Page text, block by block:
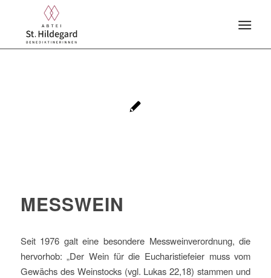
MESSWEIN
Seit 1976 galt eine besondere Messweinverordnung, die
hervorhob: „Der Wein für die Eucharistiefeier muss vom
Gewächs des Weinstocks (vgl. Lukas 22,18) stammen und